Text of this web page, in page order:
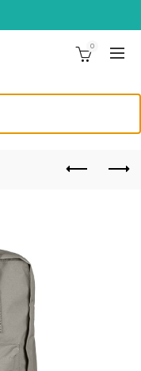
0